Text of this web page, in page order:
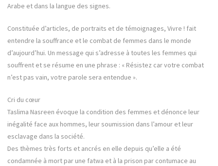
Arabe et dans la langue des signes.
Constituée d’articles, de portraits et de témoignages, Vivre ! fait
entendre la souffrance et le combat de femmes dans le monde
d’aujourd’hui. Un message qui s’adresse à toutes les femmes qui
souffrent et se résume en une phrase : « Résistez car votre combat
n’est pas vain, votre parole sera entendue ».
Cri du cœur
Taslima Nasreen évoque la condition des femmes et dénonce leur
inégalité face aux hommes, leur soumission dans l’amour et leur
esclavage dans la société.
Des thèmes très forts et ancrés en elle depuis qu’elle a été
condamnée à mort par une fatwa et à la prison par contumace au